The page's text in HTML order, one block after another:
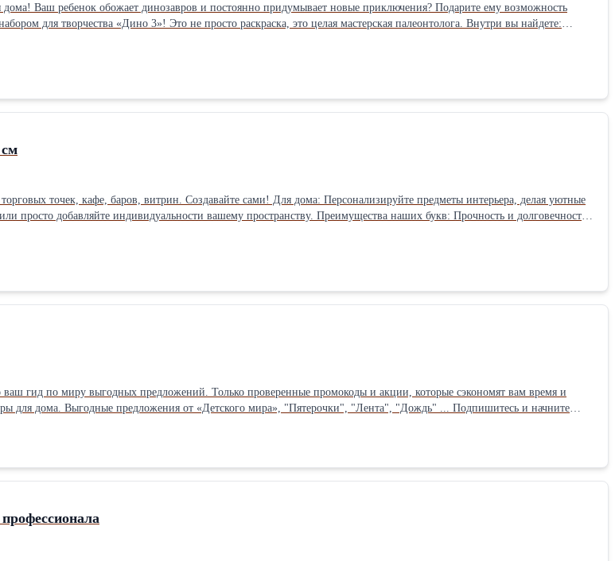
возможность
для творчества «Дино 3»! Это не просто раскраска, это целая мастерская палеонтолога. Внутри вы найдете:
провести время вместе с ребенком, придумывая захватывающие
точек, кафе, баров, витрин. Создавайте сами! Для дома: Персонализируйте предметы интерьера, делая уютные
просто добавляйте индивидуальности вашему пространству. Преимущества наших букв: Прочность и долговечность:
в жизнь самые смелые дизайнерские идеи без лишних усилий. Влагостойкость: Не боятся влаги, что делает их
декоративными буквами вы сможете легко и быстро преобразить любое пространство, придать ему
выбирайте свои идеальные буквы: https://t.me/bukvodel_3D
ваш гид по миру выгодных предложений. Только проверенные промокоды и акции, которые сэкономят вам время и
для дома. Выгодные предложения от «Детского мира», "Пятерочки", "Лента", "Дождь" ... Подпишитесь и начните